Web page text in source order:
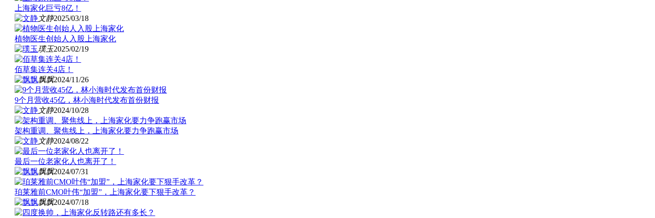
上海家化巨亏8亿！
文静2025/03/18
植物医生创始人入股上海家化
璞玉2025/02/19
佰草集连关4店！
飘飘2024/11/26
9个月营收45亿，林小海时代发布首份财报
文静2024/10/28
架构重调、聚焦线上，上海家化要力争跑赢市场
文静2024/08/22
最后一位老家化人也离开了！
飘飘2024/07/31
珀莱雅前CMO叶伟“加盟”，上海家化要下狠手改革？
飘飘2024/07/18